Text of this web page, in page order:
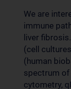
We are
immune
liver
(cell
(human
spectrum
cytometry,